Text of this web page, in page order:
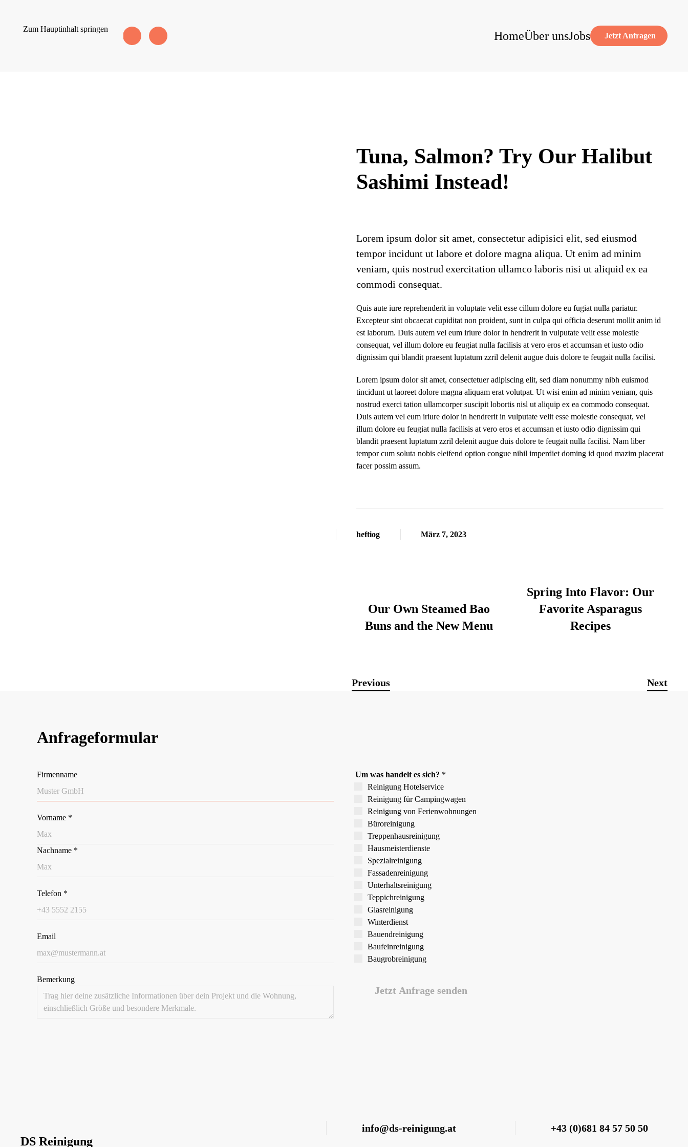
Zum Hauptinhalt springen
HomeÜber unsJobs Jetzt Anfragen
Tuna, Salmon? Try Our Halibut
Sashimi Instead!
Lorem ipsum dolor sit amet, consectetur adipisici elit, sed eiusmod
tempor incidunt ut labore et dolore magna aliqua. Ut enim ad minim
veniam, quis nostrud exercitation ullamco laboris nisi ut aliquid ex ea
commodi consequat.
Quis aute iure reprehenderit in voluptate velit esse cillum dolore eu fugiat nulla pariatur.
Excepteur sint obcaecat cupiditat non proident, sunt in culpa qui officia deserunt mollit anim id
est laborum. Duis autem vel eum iriure dolor in hendrerit in vulputate velit esse molestie
consequat, vel illum dolore eu feugiat nulla facilisis at vero eros et accumsan et iusto odio
dignissim qui blandit praesent luptatum zzril delenit augue duis dolore te feugait nulla facilisi.
Lorem ipsum dolor sit amet, consectetuer adipiscing elit, sed diam nonummy nibh euismod
tincidunt ut laoreet dolore magna aliquam erat volutpat. Ut wisi enim ad minim veniam, quis
nostrud exerci tation ullamcorper suscipit lobortis nisl ut aliquip ex ea commodo consequat.
Duis autem vel eum iriure dolor in hendrerit in vulputate velit esse molestie consequat, vel
illum dolore eu feugiat nulla facilisis at vero eros et accumsan et iusto odio dignissim qui
blandit praesent luptatum zzril delenit augue duis dolore te feugait nulla facilisi. Nam liber
tempor cum soluta nobis eleifend option congue nihil imperdiet doming id quod mazim placerat
facer possim assum.
heftiog März 7, 2023
Our Own Steamed Bao
Buns and the New Menu
Previous
Spring Into Flavor: Our
Favorite Asparagus
Recipes
Next
Anfrageformular
Firmenname
Vorname *
Nachname *
Telefon *
Email
Bemerkung
Um was handelt es sich? *
Reinigung Hotelservice
Reinigung für Campingwagen
Reinigung von Ferien­wohnungen
Büroreinigung
Treppen­hausreinigung
Hausmeister­dienste
Spezial­reinigung
Fassaden­reinigung
Unterhalts­reinigung
Teppich­reinigung
Glas­reinigung
Winter­dienst
Bauend­reinigung
Bau­feinreinigung
Baugrob­reinigung
Jetzt Anfrage senden
DS Reinigung
info@ds-reinigung.at +43 (0)681 84 57 50 50